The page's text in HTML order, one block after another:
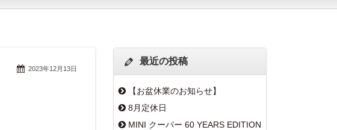
2023年12月13日
最近の投稿
【お盆休業のお知らせ】
8月定休日
MINI クーパー 60 YEARS EDITION